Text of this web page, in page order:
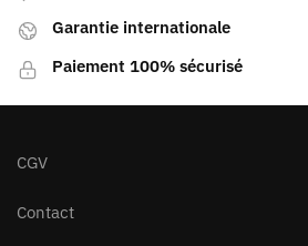
Garantie internationale
Paiement 100% sécurisé
CGV
Contact